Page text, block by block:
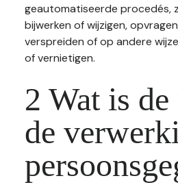
geautomatiseerde procedés,
bijwerken of wijzigen,
verspreiden of op andere
of vernietigen.
2 Wat is
de